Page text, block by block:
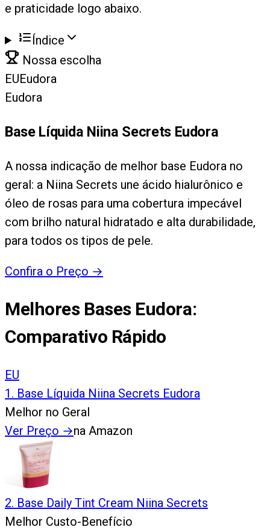
e praticidade logo abaixo.
Índice
Nossa escolha
EUEudora
Eudora
Base Líquida Niina Secrets Eudora
A nossa indicação de melhor base Eudora no
geral: a Niina Secrets une ácido hialurônico e
óleo de rosas para uma cobertura impecável
com brilho natural hidratado e alta durabilidade,
para todos os tipos de pele.
Confira o Preço →
Melhores Bases Eudora:
Comparativo Rápido
EU
1 . Base Líquida Niina Secrets Eudora
Melhor no Geral
Ver Preço →na Amazon
2. Base Daily Tint Cream Niina Secrets
Melhor Custo-Benefício